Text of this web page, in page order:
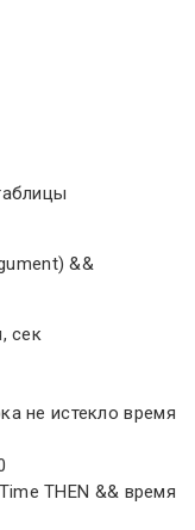
&&
сек
не истекло время
THEN && время